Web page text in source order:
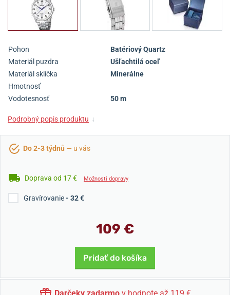
Pohon
Batériový Quartz
Materiál puzdra
Ušľachtilá oceľ
Materiál sklíčka
Minerálne
Hmotnosť
Vodotesnosť
50 m
Podrobný popis produktu ↓
Do 2-3 týdnů — u vás
Doprava od 17 € Možnosti dopravy
Gravírovanie- 32 €
109 €
Pridať do košíka